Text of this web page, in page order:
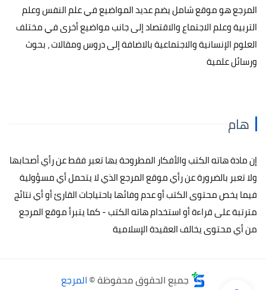
المرجع هو موقع شامل يضم عديد المواضيع في علم النفس وعلم
التربية وعلم الاجتماع والاقتصاد إلى جانب مواضيع أخرى في مختلف
العلوم الإنسانية والاجتماعية بالاضافة إلى دروس ومقالات ، بحوث
ورسائل علمية
هام
إن مادة هاته الكتب والأفكار المطروحة بها تعبر فقط عن رأي أصحابها
ولا تعبر بالضرورة عن رأي موقع المرجع الذي لا يتحمل أي مسؤولية
فيما يخص محتوى الكتب أو عدم وفائها باحتياجات القارئ أو أي نتائج
مترتبة على قراءة أو استخدام هاته الكتب - كما يتبرأ موقع المرجع
من أي محتوى يخالف العقيدة الإسلامية
جميع الحقوق محفوظة ©المرجع